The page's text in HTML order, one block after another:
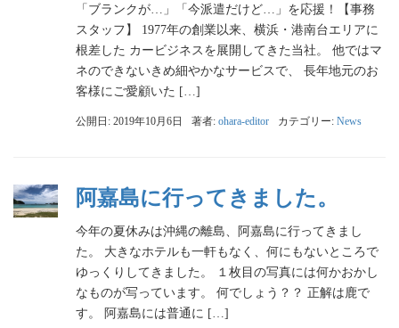
「ブランクが…」「今派遣だけど…」を応援！【事務
スタッフ】 1977年の創業以来、横浜・港南台エリアに
根差した カービジネスを展開してきた当社。 他ではマ
ネのできないきめ細やかなサービスで、 長年地元のお
客様にご愛顧いた […]
公開日: 2019年10月6日 著者: ohara-editor カテゴリー: News
阿嘉島に行ってきました。
今年の夏休みは沖縄の離島、阿嘉島に行ってきまし
た。 大きなホテルも一軒もなく、何にもないところで
ゆっくりしてきました。 １枚目の写真には何かおかし
なものが写っています。 何でしょう？？ 正解は鹿で
す。 阿嘉島には普通に […]